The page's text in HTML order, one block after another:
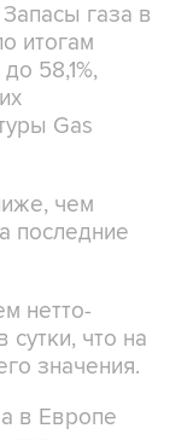
газа в
итогам
58,1%,
Gas
чем
последние
нетто-
сутки, что на
значения.
в Европе